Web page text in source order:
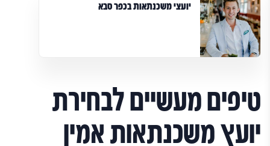
יועצי משכנתאות בכפר סבא
טיפים מעשיים לבחירת
יועץ משכנתאות אמין